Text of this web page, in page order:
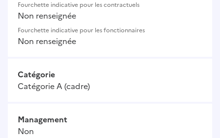
Fourchette indicative pour les contractuels
Non renseignée
Fourchette indicative pour les fonctionnaires
Non renseignée
Catégorie
Catégorie A (cadre)
Management
Non